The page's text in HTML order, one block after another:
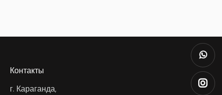
Контакты
г. Караганда,